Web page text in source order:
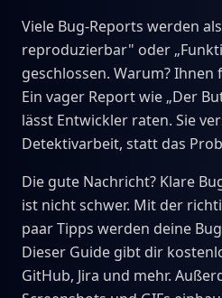
Viele Bug-Reports werden
reproduzierbar" oder
geschlossen. Warum? Ihnen
Ein vager Report wie „Der
lässt Entwickler raten. Sie
Detektivarbeit, statt das
Die gute Nachricht? Klare
ist nicht schwer. Mit der
paar Tipps werden deine
Dieser Guide gibt dir
GitHub, Jira und mehr.